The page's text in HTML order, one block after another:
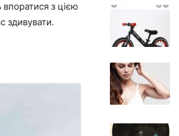
з цією
здивувати.